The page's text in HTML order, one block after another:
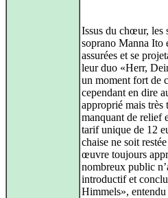
Issus du chœur, les
soprano Manna Ito
assurées et se
leur duo «Herr,
un moment fort de
cependant en dire
approprié mais très
manquant de relief
tarif unique de 12
chaise ne soit
œuvre toujours
nombreux public
introductif et
Himmels»,